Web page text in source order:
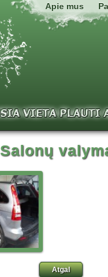
Apie mus
Salonų
Atgal